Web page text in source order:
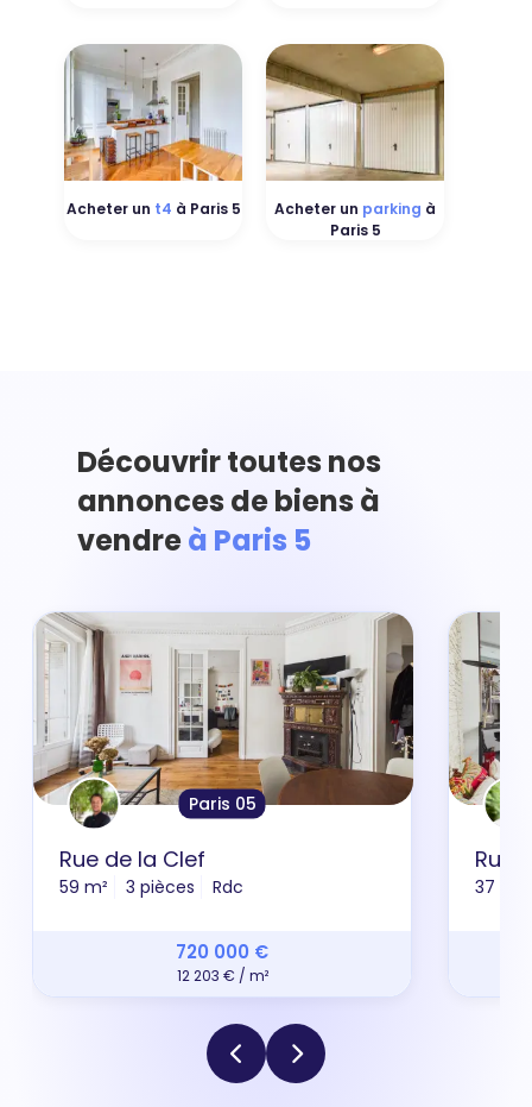
Acheter un t4 à Paris 5 Acheter un parking à
Paris 5
Découvrir toutes nos
annonces de biens à
vendreà Paris 5
Paris 05
Rue de la Clef
59 m² 3 pièces Rdc
720 000 €
12 203 € / m²
Rue
37 m²